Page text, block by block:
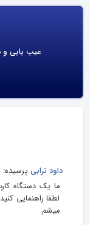
عیب یابی و
داود ترابی پرسیده:
ما یک دستگاه
لطفا راهنمایی
میشم